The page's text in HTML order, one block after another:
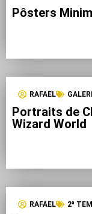
Pôsters
RAFAEL
Portraits de
Wizard World
RAFAEL 2ª